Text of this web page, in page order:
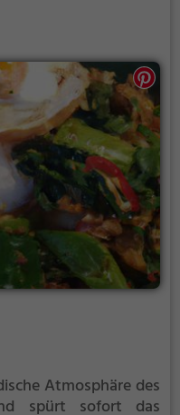
Atmosphäre des
spürt sofort das